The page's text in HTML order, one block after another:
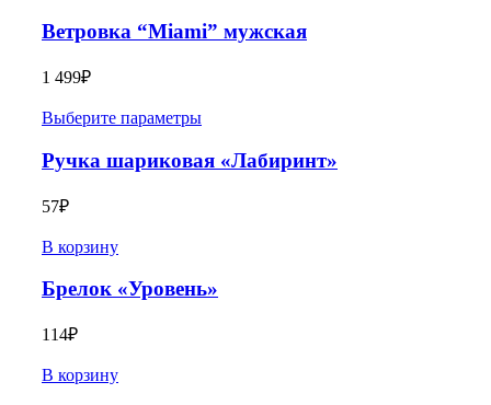
Ветровка “Miami” мужская
1 499₽
Выберите параметры
Ручка шариковая «Лабиринт»
57₽
В корзину
Брелок «Уровень»
114₽
В корзину